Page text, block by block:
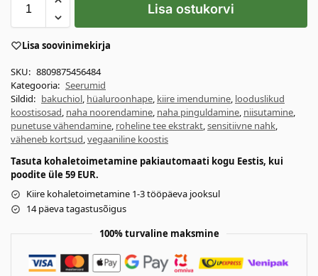
Lisa ostukorvi
Lisa soovinimekirja
SKU: 8809875456484
Kategooria: Seerumid
Sildid: bakuchiol, hüaluroonhape, kiire imendumine, looduslikud
koostisosad, naha noorendamine, naha pinguldamine, niisutamine,
punetuse vähendamine, roheline tee ekstrakt,sensitiivne nahk,
väheneb kortsud,vegaaniline koostis
Tasuta kohaletoimetamine pakiautomaati kogu Eestis, kui
poodite üle 59 EUR.
Kiire kohaletoimetamine 1-3 tööpäeva jooksul
14 päeva tagastusõigus
100% turvaline maksmine